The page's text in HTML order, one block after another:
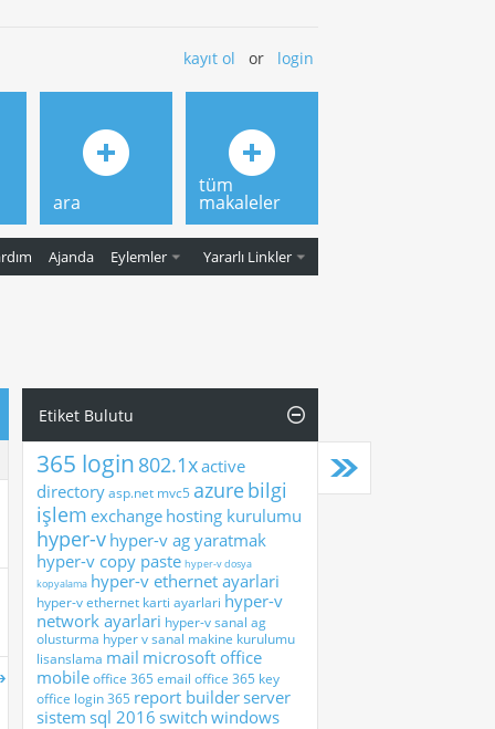
kayıt ol or login
Ajanda Eylemler Yararlı Linkler
ara
tüm
makaleler
Etiket Bulutu
365 login 802.1xactive
directoryasp.net mvc5 azurebilgi
işlem exchange hosting kurulumu
hyper-v hyper-v ag yaratmak
hyper-v copy paste hyper-v dosya
kopyalama hyper-v ethernet ayarlari
hyper-v ethernet karti ayarlari hyper-v
network ayarlari hyper-v sanal ag
olusturma hyper v sanal makine kurulumu
lisanslama mail microsoft office
mobileoffice 365 email office 365 key
office login 365 report builderserver
sistem sql 2016 switch windows